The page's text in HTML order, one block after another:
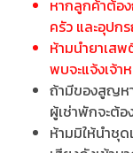
หากลูกค้าต้อง
ครัว และอุปก
ห้ามนำยาเส
พบจะแจ้งเจ้
ถ้ามีของสูญห
ผู้เช่าพักจะต้
ห้ามมิให้นำชุ